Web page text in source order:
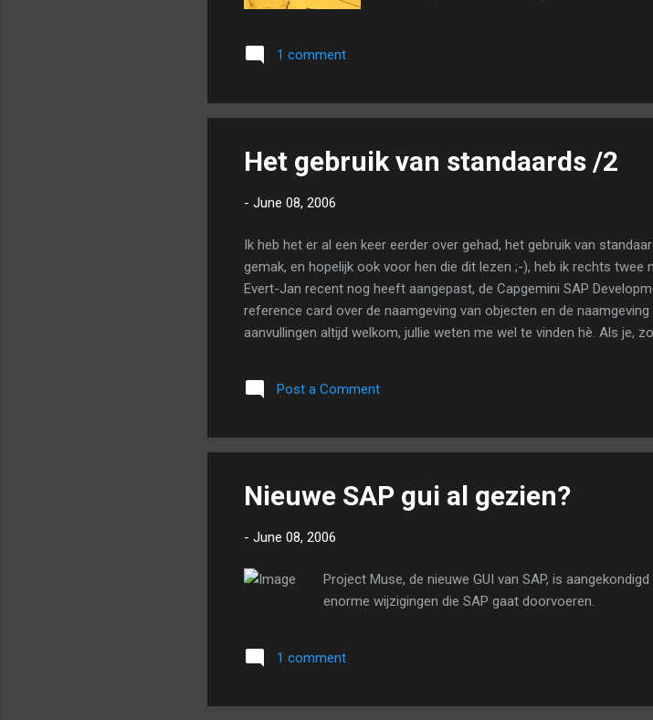
1 comment
Het gebruik van standaards /2
- June 08, 2006
Ik heb het er al een keer eerder over gehad, het gebruik van
gemak, en hopelijk ook voor hen die dit lezen ;-), heb ik rechts
Evert-Jan recent nog heeft aangepast, de Capgemini SAP
reference card over de naamgeving van objecten en de
aanvullingen altijd welkom, jullie weten me wel te vinden hè. Als je,
loop der jaren flink door ontwikkeld is. Wanneer dan ook nog elke
gehanteerd, wordt een programma zo goed als onleesbaar. Door
Post a Comment
Nieuwe SAP gui al gezien?
- June 08, 2006
Project Muse, de nieuwe GUI van SAP, is
enorme wijzigingen die SAP gaat doorvoeren.
1 comment